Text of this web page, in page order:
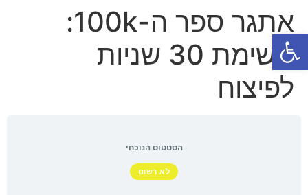
פתח סרגל נגישות
אתגר ספר ה-100k:
משימת 30 שניות
לפיצוח
הסטטוס הנוכחי
לא רשום